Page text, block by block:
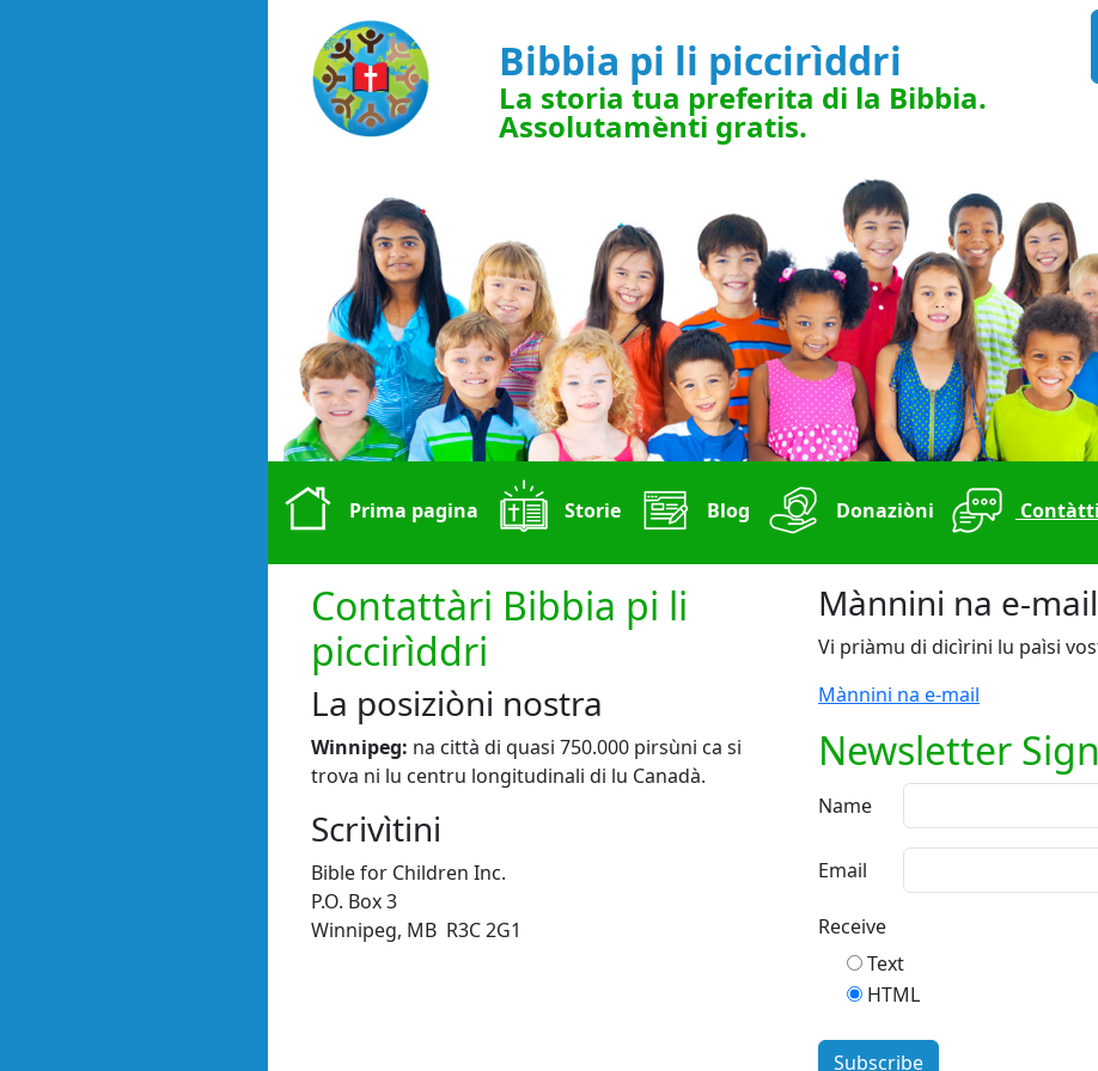
Bibbia pi li piccirìddri
La storia tua preferita di la Bibbia.
Assolutamènti gratis.
Prima pagina Storie Blog Donaziòni
Contattàri Bibbia pi li
piccirìddri
La posiziòni nostra
Winnipeg: na città di quasi 750.000 pirsùni ca si
trova ni lu centru longitudinali di lu Canadà.
Scrivìtini
Bible for Children Inc.
P.O. Box 3
Winnipeg, MB R3C 2G1
Mànnini na e-mail
Vi priàmu di dicìrini lu paìsi
Mànnini na e-mail
Newsletter
Name
Email
Receive
Text
HTML